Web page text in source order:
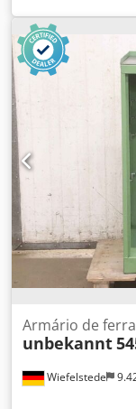
ferramentas:
construção
Profundidade: 710
Gavetas/
Wiefelstede
Armário de
unbekannt